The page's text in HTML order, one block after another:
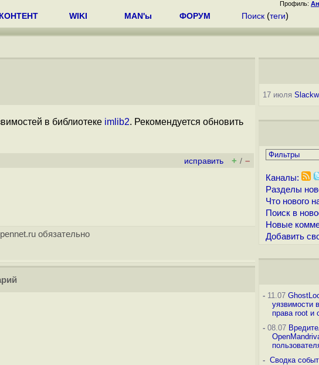
Профиль:
КОНТЕНТ WIKI MAN'ы ФОРУМ Поиск (теги)
в библиотеке imlib2. Рекомендуется обновить
исправить + / –
обязательно
17 июля
Каналы:
Разделы
Что нового
Поиск в
Новые
Добавить
-11.07
уязвимости
права root и
-08.07
- Сводка